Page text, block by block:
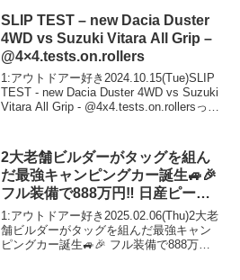
2025.10.25(S...
SLIP TEST – new Dacia Duster
4WD vs Suzuki Vitara All Grip –
@4×4.tests.on.rollers
1:アウトドアー好き2024.10.15(Tue)SLIP
TEST - new Dacia Duster 4WD vs Suzuki
Vitara All Grip - @4x4.tests.on.rollersって
2大老舗ビルダーがタッグを組ん
だ最強キャンピングカー誕生🚙🎉
フル装備で888万円‼️ 日産ピーズ
クラフトとレクビィのコラボモデ
ル【クラフトキャンパー・ブリラ
ンテ】
1:アウトドアー好き2025.02.06(Thu)2大老
舗ビルダーがタッグを組んだ最強キャン
ピングカー誕生🚙🎉 フル装備で888万円‼️